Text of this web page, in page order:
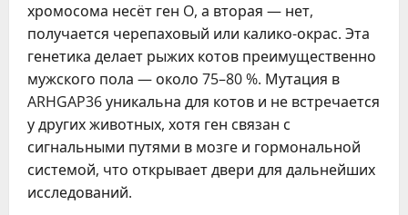
хромосома несёт ген O, а вторая — нет,
получается черепаховый или калико-окрас. Эта
генетика делает рыжих котов преимущественно
мужского пола — около 75–80 %. Мутация в
ARHGAP36 уникальна для котов и не встречается
у других животных, хотя ген связан с
сигнальными путями в мозге и гормональной
системой, что открывает двери для дальнейших
исследований.